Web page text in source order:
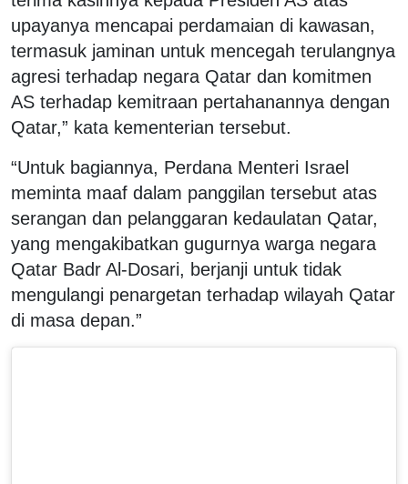
upayanya mencapai perdamaian di kawasan,
termasuk jaminan untuk mencegah terulangnya
agresi terhadap negara Qatar dan komitmen
AS terhadap kemitraan pertahanannya dengan
Qatar,” kata kementerian tersebut.
“Untuk bagiannya, Perdana Menteri Israel
meminta maaf dalam panggilan tersebut atas
serangan dan pelanggaran kedaulatan Qatar,
yang mengakibatkan gugurnya warga negara
Qatar Badr Al-Dosari, berjanji untuk tidak
mengulangi penargetan terhadap wilayah Qatar
di masa depan.”